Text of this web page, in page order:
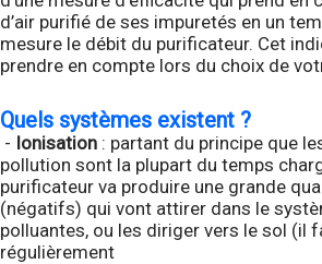
d’air purifié de ses impuretés en un
mesure le débit du purificateur. Cet
prendre en compte lors du choix de
Quels systèmes existent ?
- Ionisation : partant du principe que
pollution sont la plupart du temps
purificateur va produire une grande
(négatifs) qui vont attirer dans le
polluantes, ou les diriger vers le sol (il
régulièrement